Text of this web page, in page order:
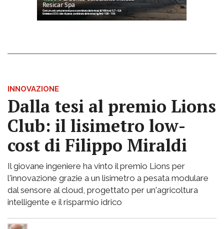
INNOVAZIONE
Dalla tesi al premio Lions
Club: il lisimetro low-
cost di Filippo Miraldi
Il giovane ingeniere ha vinto il premio Lions per
l'innovazione grazie a un lisimetro a pesata modulare
dal sensore al cloud, progettato per un'agricoltura
intelligente e il risparmio idrico